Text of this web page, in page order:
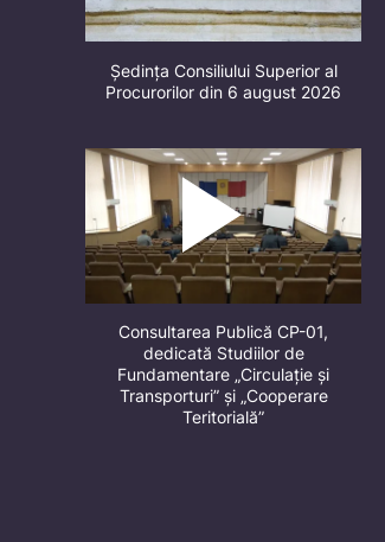
Ședința Consiliului Superior al
Procurorilor din 6 august 2026
Consultarea Publică CP-01,
dedicată Studiilor de
Fundamentare „Circulație și
Transporturi” și „Cooperare
Teritorială”